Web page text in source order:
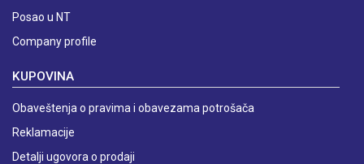
Posao u NT
Company profile
KUPOVINA
Obaveštenja o pravima i obavezama potrošača
Reklamacije
Detalji ugovora o prodaji